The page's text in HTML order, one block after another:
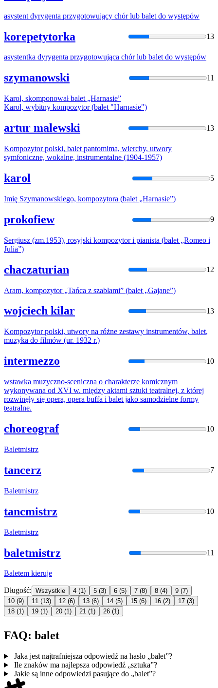
asystent dyrygenta przygotowujący chór lub balet do występów
korepetytorka 13
asystentka dyrygenta przygotowująca chór lub baletdo występów
szymanowski 11
Karol, skomponowałbalet „Harnasie”
Karol, wybitny kompozytor (balet "Harnasie")
artur malewski 13
Kompozytor polski, balet pantomima, wierchy, utwory
symfoniczne, wokalne, instrumentalne (1904-1957)
karol 5
Imię Szymanowskiego, kompozytora (balet „Harnasie”)
prokofiew 9
Sergiusz (zm.1953), rosyjski kompozytor i pianista (balet „Romeo i
Julia”)
chaczaturian 12
Aram, kompozytor „Tańca z szablami” (balet „Gajane”)
wojciech kilar 13
Kompozytor polski, utwory na różne zestawy instrumentów, balet,
muzyka do filmów (ur. 1932 r.)
intermezzo 10
wstawka muzyczno-sceniczna o charakterze komicznym
wykonywana od XVI w. między aktami sztuki teatralnej, z której
rozwinęły się opera, opera buffa i balet jako samodzielne formy
teatralne.
choreograf 10
Baletmistrz
tancerz 7
Baletmistrz
tancmistrz 10
Baletmistrz
baletmistrz 11
Baletem kieruje
Długość: Wszystkie 4 (1) 5 (3) 6 (5) 7 (8) 8 (4) 9 (7)
10 (9) 11 (13) 12 (6) 13 (6) 14 (5) 15 (6) 16 (2) 17 (3)
18 (1) 19 (1) 20 (1) 21 (1) 26 (1)
FAQ: balet
Jaka jest najtrafniejsza odpowiedź na hasło „balet”?
Ile znaków ma najlepsza odpowiedź „sztuka”?
Jakie są inne odpowiedzi pasujące do „balet”?